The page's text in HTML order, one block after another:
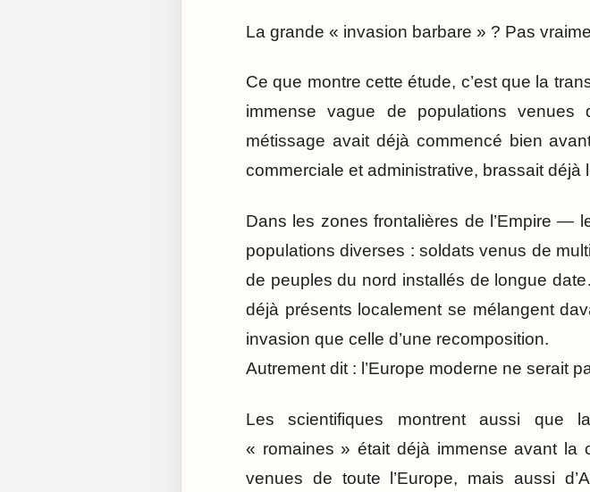
La grande « invasion barbare » ? Pas
Ce que montre cette étude, c’est que la
immense vague de populations
métissage avait déjà commencé bien
commerciale et administrative, brassait
Dans les zones frontalières de l’Empire —
populations diverses : soldats venus de
de peuples du nord installés de longue
déjà présents localement se mélangent
invasion que celle d’une recomposition.
Autrement dit : l’Europe moderne ne serait
Les scientifiques montrent aussi que
« romaines » était déjà immense avant la
venues de toute l’Europe, mais aussi